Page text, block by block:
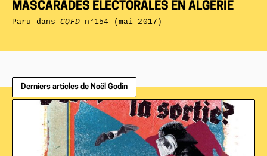
MASCARADES ÉLECTORALES EN ALGÉRIE
Paru dansCQFDn°154 (mai 2017)
Derniers articles de Noël Godin